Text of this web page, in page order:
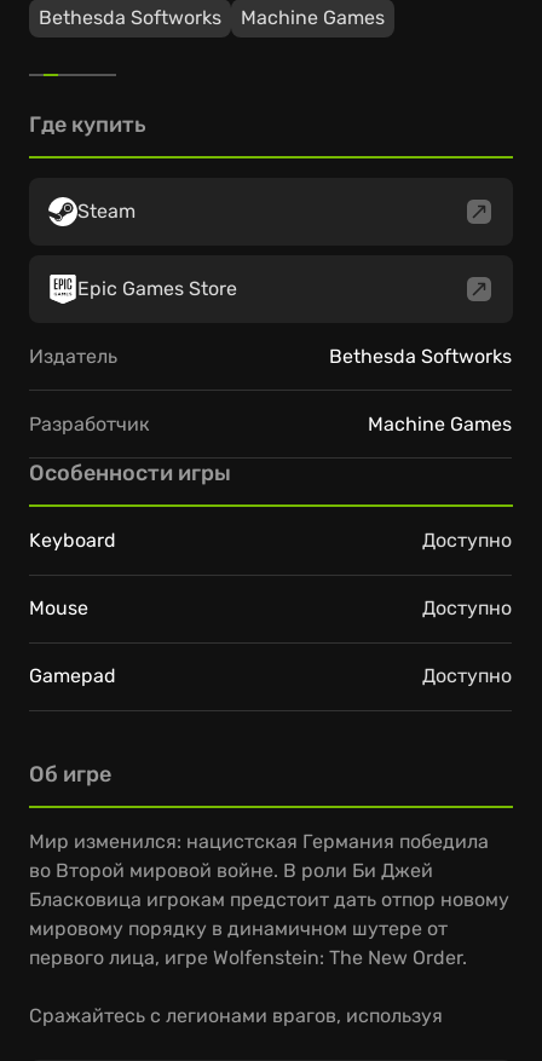
Bethesda Softworks
Machine Games
Об игре
Мир изменился: нацистская Германия победила
во Второй мировой войне. В роли Би Джей
Бласковица игрокам предстоит дать отпор новому
мировому порядку в динамичном шутере от
первого лица, игре Wolfenstein: The New Order.
Сражайтесь с легионами врагов, используя
Где купить
Steam
Epic Games Store
Издатель Bethesda Softworks
Разработчик Machine Games
Особенности игры
Keyboard Доступно
Mouse Доступно
Gamepad Доступно